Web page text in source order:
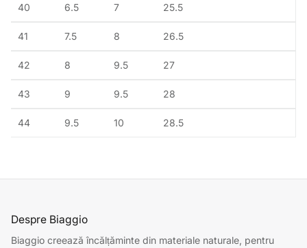
40 6.5 7 25.5
41 7.5 8 26.5
42 8 9.5 27
43 9 9.5 28
44 9.5 10 28.5
Despre Biaggio
Biaggio creează încălțăminte din materiale naturale, pentru